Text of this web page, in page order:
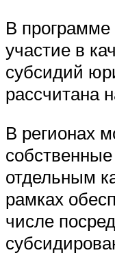
В программе
участие в
субсидий
рассчитана
В регионах
отдельным
рамках
числе